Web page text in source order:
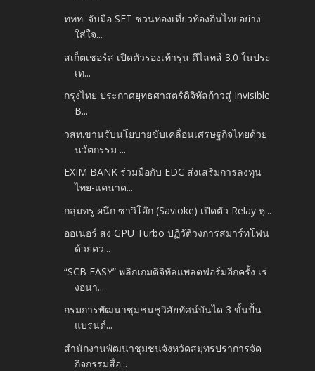
ททท. จับมือ SET ชวนท่องเที่ยวท้องถิ่นไทยอย่าง
ใส่ใจ...
สเก็ตเชอร์ส เปิดตัวรองเท้ารุ่น ดีไลทส์ 3.0 ในประ
เท...
กรุงไทย ประกาศยุทธศาสตร์ดิจิทัลก้าวสู่ Invisible
B...
วสท.ขานรับนโยบายขับเคลื่อนเศรษฐกิจไทยด้วย
นวัตกรรม ...
EXIM BANK ร่วมมือกับ EDC ส่งเสริมการลงทุน
ไทย-แคนาด...
กลุ่มทรู ผนึก ซาวิโอ๊ก (Savioke) เปิดตัว Relay หุ่...
ออเนอร์ ส่ง GPU Turbo ปฏิวัติวงการสมาร์ทโฟน
ด้วยคว...
“SCB EASY” พลิกเกมดิจิทัลแพลตฟอร์มอีกครั้ง เร่
งอนา...
กรมการพัฒนาชุมชนชูวิสัยทัศน์บันได 3 ขั้นปั้น
แบรนด์...
สำนักงานพัฒนาชุมชนจังหวัดสมุทรปราการจัด
กิจกรรมสื่อ...